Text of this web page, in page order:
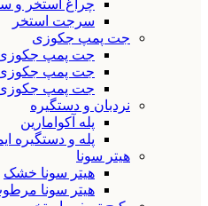
چراغ استخر و
سرجت استخر
جت پمپ جکوزی
جت پمپ جکوزی
جت پمپ جکوزی
جت پمپ جکوزی
نردبان و دستگیره
پله آکوامارین
پله و دستگیره
هیتر سونا
هیتر سونا خشک
هیتر سونا